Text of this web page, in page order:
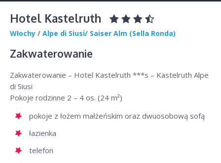
Hotel Kastelruth
Włochy / Alpe di Siusi/ Saiser Alm (Sella Ronda)
Zakwaterowanie
Zakwaterowanie – Hotel Kastelruth ***s – Kastelruth Alpe
di Siusi
Pokoje rodzinne 2 – 4 os. (24 m²)
pokoje z łożem małżeńskim oraz dwuosobową sofą
łazienka
telefon